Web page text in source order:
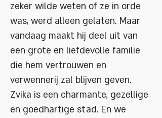
zeker wilde weten of ze in orde
was, werd alleen gelaten. Maar
vandaag maakt hij deel uit van
een grote en liefdevolle familie
die hem vertrouwen en
verwennerij zal blijven geven.
Zvika is een charmante, gezellige
en goedhartige stad. En we